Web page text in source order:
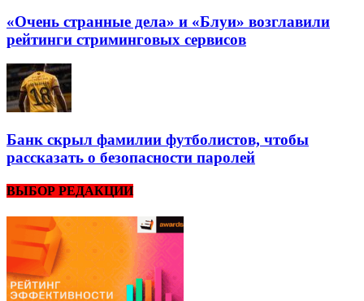
«Очень странные дела» и «Блуи» возглавили
рейтинги стриминговых сервисов
Банк скрыл фамилии футболистов, чтобы
рассказать о безопасности паролей
ВЫБОР РЕДАКЦИИ